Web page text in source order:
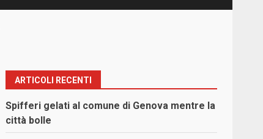
ARTICOLI RECENTI
Spifferi gelati al comune di Genova mentre la
città bolle